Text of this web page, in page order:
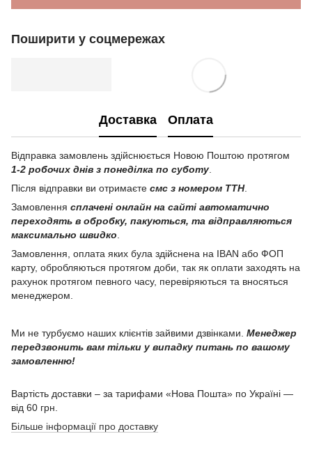
Поширити у соцмережах
Доставка Оплата
Відправка замовлень здійснюється Новою Поштою протягом
1-2 робочих днів з понеділка по суботу
Після відправки ви отримаєте смс з номером ТТН.
Замовлення сплачені онлайн на сайті автоматично
переходять в обробку, пакуються, та відправляються
максимально швидко
Замовлення, оплата яких була здійснена на IBAN або ФОП
карту, обробляються протягом доби, так як оплати заходять на
рахунок протягом певного часу, перевіряються та вносяться
менеджером.
Ми не турбуємо наших клієнтів зайвими дзвінками. Менеджер
передзвонить вам тільки у випадку питань по вашому
замовленню!
Вартість доставки – за тарифами «Нова Пошта» по Україні —
від 60 грн.
Більше інформації про доставку